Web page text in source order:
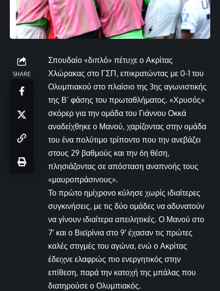
SHARE
Σπουδαίο «διπλό» πέτυχε ο Ακρίτας
Χλώρακας στο ΓΣΠ, επικρατώντας με 0-1 του
Ολυμπιακού στο πλαίσιο της 3ης αγωνιστικής
της Β’ φάσης του πρωταθλήματος. «Χρυσός»
σκόρερ για την ομάδα του Γιάννου Οκκά
αναδείχθηκε ο Μανού, χαρίζοντας στην ομάδα
του ένα πολύτιμο τρίποντο που την ανεβάζει
στους 29 βαθμούς και την 6η θέση,
πλησιάζοντας σε απόσταση αναπνοής τους
«μαυροπράσινους».
Το πρώτο ημίχρονο κύλησε χωρίς ιδιαίτερες
συγκινήσεις, με τις δύο ομάδες να αδυνατούν
να γίνουν ιδιαίτερα απειλητικές. Ο Μανού στο
7′ και ο Βιεϊρίνια στο 9′ έχασαν τις πρώτες
καλές στιγμές του αγώνα, ενώ ο Ακρίτας
έδειχνε ελαφρώς πιο ενεργητικός στην
επίθεση, παρά την κατοχή της μπάλας που
διατηρούσε ο Ολυμπιακός.